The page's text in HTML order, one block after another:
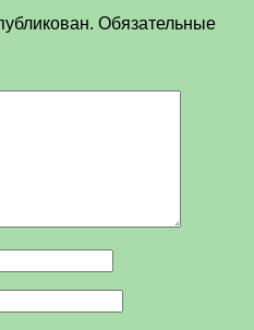
Обязательные